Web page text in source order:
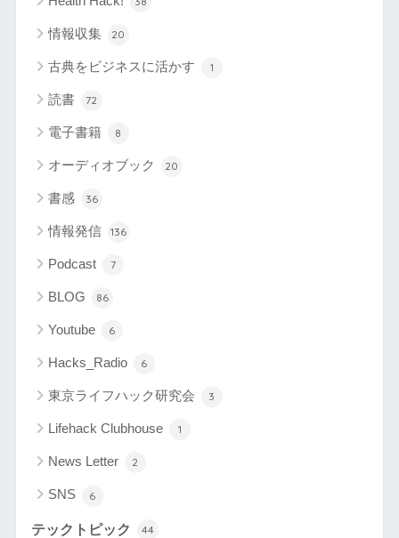
情報収集 20
古典をビジネスに活かす 1
読書 72
電子書籍 8
オーディオブック 20
書感 36
情報発信 136
Podcast 7
BLOG 86
Youtube 6
Hacks_Radio 6
東京ライフハック研究会 3
Lifehack Clubhouse 1
News Letter 2
SNS 6
テックトピック 44